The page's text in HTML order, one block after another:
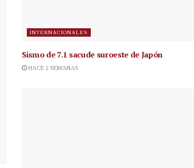
INTERNACIONALES
Sismo de 7.1 sacude suroeste de Japón
HACE 2 SEMANAS